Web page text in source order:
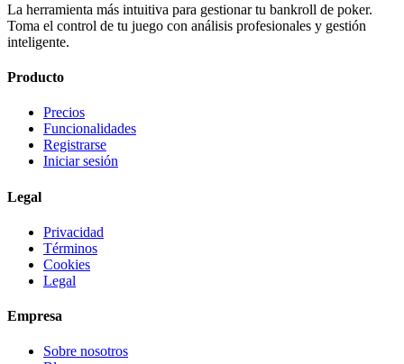
La herramienta más intuitiva para gestionar tu bankroll de poker.
Toma el control de tu juego con análisis profesionales y gestión
inteligente.
Producto
Precios
Funcionalidades
Registrarse
Iniciar sesión
Legal
Privacidad
Términos
Cookies
Legal
Empresa
Sobre nosotros